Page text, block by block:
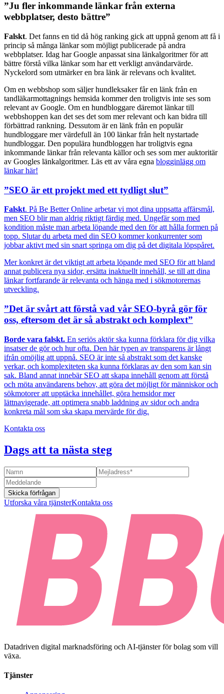
”Ju fler inkommande länkar från externa
webbplatser, desto bättre”
Falskt. Det fanns en tid då hög ranking gick att uppnå genom att få i
princip så många länkar som möjligt publicerade på andra
webbplatser. Idag har Google anpassat sina länkalgoritmer för att
bättre förstå vilka länkar som har ett verkligt användarvärde.
Nyckelord som utmärker en bra länk är relevans och kvalitet.
Om en webbshop som säljer hundleksaker får en länk från en
tandläkarmottagnings hemsida kommer den troligtvis inte ses som
relevant av Google. Om en hundbloggare däremot länkar till
webbshoppen kan det ses det som mer relevant och kan bidra till
förbättrad rankning. Dessutom är en länk från en populär
hundbloggare mer värdefull än 100 länkar från helt nystartade
hundbloggar. Den populära hundbloggen har troligtvis egna
inkommande länkar från relevanta källor och ses som mer auktoritär
av Googles länkalgoritmer. Läs ett av våra egna blogginlägg om
länkar här!
”SEO är ett projekt med ett tydligt slut”
Falskt. På Be Better Online arbetar vi mot dina uppsatta affärsmål,
men SEO blir man aldrig riktigt färdig med. Ungefär som med
kondition måste man arbeta löpande med den för att hålla formen på
topp. Slutar du arbeta med din SEO kommer konkurrenter som
jobbar aktivt med sin snart springa om dig på det digitala löpspåret.
Mer konkret är det viktigt att arbeta löpande med SEO för att bland
annat publicera nya sidor, ersätta inaktuellt innehåll, se till att dina
länkar fortfarande är relevanta och hänga med i sökmotorernas
utveckling.
”Det är svårt att förstå vad vår SEO-byrå gör för
oss, eftersom det är så abstrakt och komplext”
Borde vara falskt. En seriös aktör ska kunna förklara för dig vilka
insatser de gör och hur ofta. Den här typen av transparens är långt
ifrån omöjlig att uppnå. SEO är inte så abstrakt som det kanske
verkar, och komplexiteten ska kunna förklaras av den som kan sin
sak. Bland annat innebär SEO att skapa innehåll genom att förstå
och möta användarens behov, att göra det möjligt för människor och
sökmotorer att upptäcka innehållet, göra hemsidor mer
lättnavigerade, att optimera snabb laddning av sidor och andra
konkreta mål som ska skapa mervärde för dig.
Kontakta oss
Dags att ta nästa steg
Skicka förfrågan
Utforska våra tjänsterKontakta oss
Datadriven digital marknadsföring och AI-tjänster för bolag som vill
växa.
Tjänster